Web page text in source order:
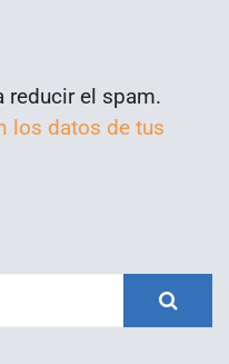
reducir el spam.
los datos de tus